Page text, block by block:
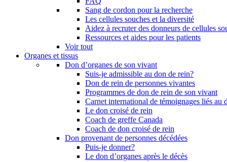
Sang de cordon pour la recherche
Les cellules souches et la diversité
Aidez à recruter des donneurs de cellules
Ressources et aides pour les patients
Voir tout
Organes et tissus
Don d’organes de son vivant
Suis-je admissible au don de rein?
Don de rein de personnes vivantes
Programmes de don de rein de son vivant
Carnet international de témoignages liés au
Le don croisé de rein
Coach de greffe Canada
Coach de don croisé de rein
Don provenant de personnes décédées
Puis-je donner?
Le don d’organes après le décès